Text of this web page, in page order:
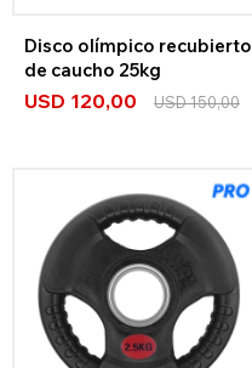
Disco olímpico recubierto
de caucho 25kg
USD 120,00 USD150,00